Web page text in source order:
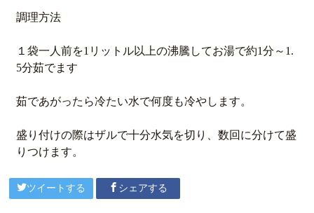
調理方法
１袋一人前を1リットル以上の沸騰してお湯で約1分～1.
5分茹でます
茹であがったら冷たい水で何度も冷やします。
盛り付けの際はザルで十分水気を切り、数回に分けて盛
りつけます。
ツイートする シェアする